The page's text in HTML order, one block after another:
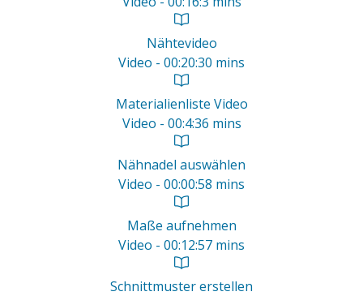
Nähtevideo
Video - 00:20:30 mins
Materialienliste Video
Video - 00:4:36 mins
Nähnadel auswählen
Video - 00:00:58 mins
Maße aufnehmen
Video - 00:12:57 mins
Schnittmuster erstellen